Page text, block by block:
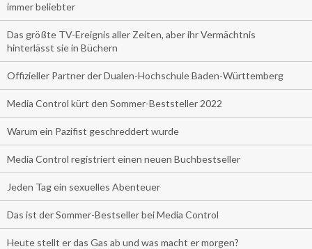
immer beliebter
Das größte TV-Ereignis aller Zeiten, aber ihr Vermächtnis
hinterlässt sie in Büchern
Offizieller Partner der Dualen-Hochschule Baden-Württemberg
Media Control kürt den Sommer-Beststeller 2022
Warum ein Pazifist geschreddert wurde
Media Control registriert einen neuen Buchbestseller
Jeden Tag ein sexuelles Abenteuer
Das ist der Sommer-Bestseller bei Media Control
Heute stellt er das Gas ab und was macht er morgen?